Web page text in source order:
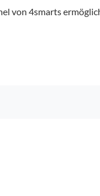
von 4smarts